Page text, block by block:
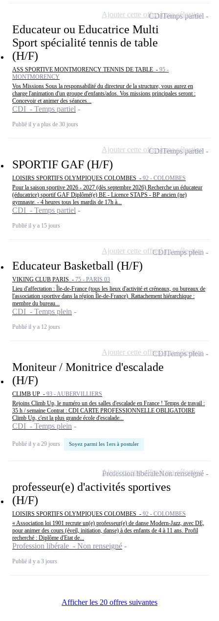
Educateur ou Educatrice Multi
Sport spécialité tennis de table
(H/F)
ASS SPORTIVE MONTMORENCY TENNIS DE TABLE - 95 -
MONTMORENCY
Vos Missions Sous la responsabilité du directeur de la structure, vous aurez en
charge l'animation d'un groupe d'enfants/ados. Vos missions principales seront :
Concevoir et animer des séances...
CDI - Temps partiel
Publié il y a plus de 30 jours
CDITemps partiel
Ajouter cette offre à ma sélection
SPORTIF GAF (H/F)
LOISIRS SPORTIFS OLYMPIQUES COLOMBES - 92 - COLOMBES
Pour la saison sportive 2026 - 2027 (dès septembre 2026) Recherche un éducateur
(éducatrice) sportif GAF Diplômé(e) BE - Licence STAPS - BP ancien (ne)
gymnaste. - 4 heures tous les mardis de 17h à...
CDI - Temps partiel
Publié il y a 15 jours
CDITemps partiel
Ajouter cette offre à ma sélection
Educateur Basketball (H/F)
VIKING CLUB PARIS - 75 - PARIS 03
Lieu d'affectation : Île-de-France (tous les lieux d'activité et créneaux, ou bureaux de
l'association sportive dans la région Île-de-France). Rattachement hiérarchique :
membre du bureau...
CDI - Temps plein
Publié il y a 12 jours
CDITemps plein
Ajouter cette offre à ma sélection
Moniteur / Monitrice d'escalade
(H/F)
CLIMB UP - 93 - AUBERVILLIERS
Rejoins Climb Up, le numéro un des salles d'escalade en France ! Temps de travail :
35 h / semaine Contrat : CDI CARTE PROFESSIONNELLE OBLIGATOIRE
Climb Up, c'est la plus grande école d'escalade...
CDI - Temps plein
Publié il y a 29 jours Soyez parmi les 1ers à postuler
CDITemps plein
Ajouter cette offre à ma sélection
professeur(e) d'activités sportives
(H/F)
LOISIRS SPORTIFS OLYMPIQUES COLOMBES - 92 - COLOMBES
« Association loi 1901 recrute un(e) professeur(e) de danse Modern-Jazz, avec DE,
pour animer des cours (éveil, initiation, danse) à des enfants de 4 à 11 ans. Profil
recherché : Diplôme d'Etat de...
Profession libérale - Non renseigné
Publié il y a 3 jours
Profession libéraleNon renseigné
Ajouter cette offre à ma sélection
Afficher les 20 offres suivantes